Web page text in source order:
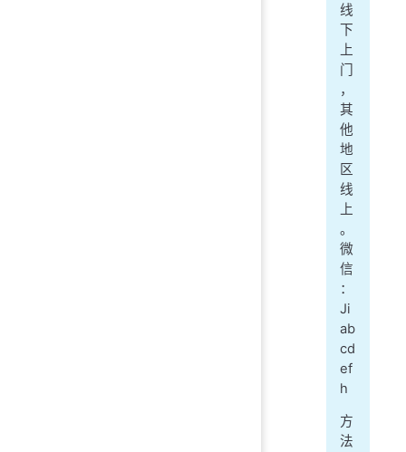
线
下
上
门
，
其
他
地
区
线
上
。
微
信
：
Ji
ab
cd
ef
h
方
法